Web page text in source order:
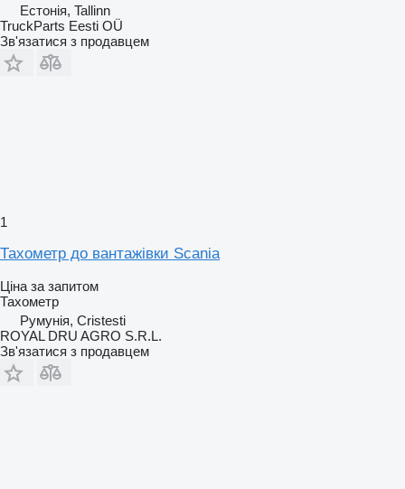
Естонія, Tallinn
TruckParts Eesti OÜ
Зв'язатися з продавцем
1
Тахометр до вантажівки Scania
Ціна за запитом
Тахометр
Румунія, Cristesti
ROYAL DRU AGRO S.R.L.
Зв'язатися з продавцем